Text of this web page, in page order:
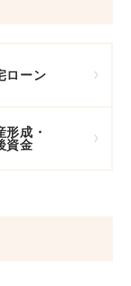
ローン
形成 ・
資金